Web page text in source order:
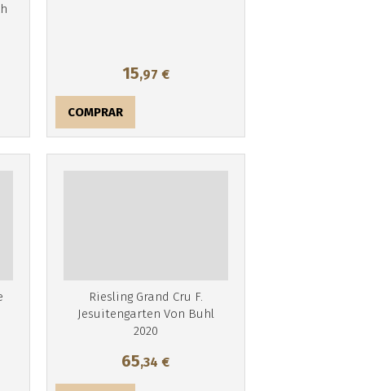
15,97 €
COMPRAR
Riesling Grand Cru F.
Jesuitengarten Von Buhl
2020
65,34 €